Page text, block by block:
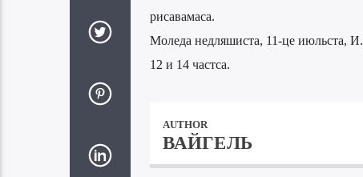
рисавамаса.
Моледа недляшиста, 11-це июльста,
12 и 14 частса.
AUTHOR
ВАЙГЕЛЬ